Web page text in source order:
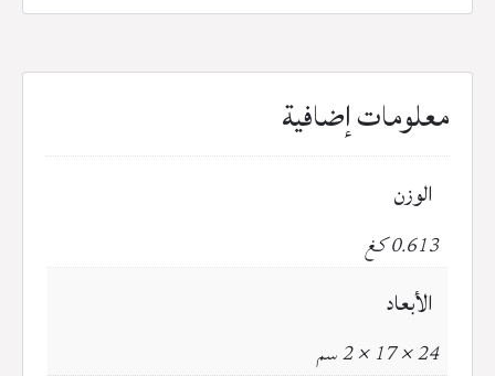
معلومات إضافية
الوزن
0.613 كغ
الأبعاد
24 × 17 × 2 سم